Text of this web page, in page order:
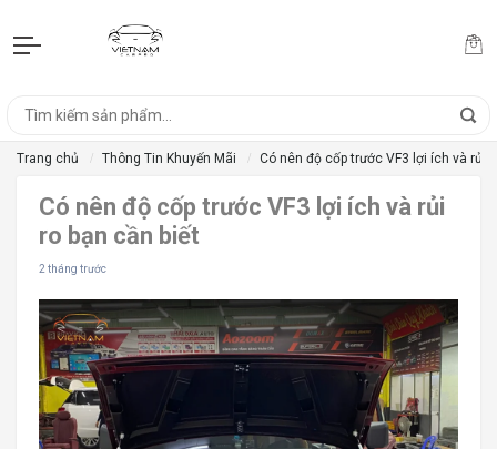
Trang chủ Thông Tin Khuyến Mãi Có nên độ cốp trước VF3 lợi ích và rủi
Có nên độ cốp trước VF3 lợi ích và rủi
ro bạn cần biết
2 tháng trước